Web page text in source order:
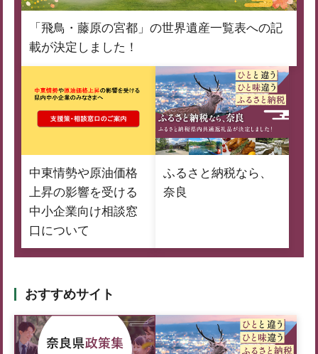
「飛鳥・藤原の宮都」の世界遺産一覧表への記
載が決定しました！
中東情勢や原油価格
上昇の影響を受ける
中小企業向け相談窓
口について
ふるさと納税なら、
奈良
おすすめサイト